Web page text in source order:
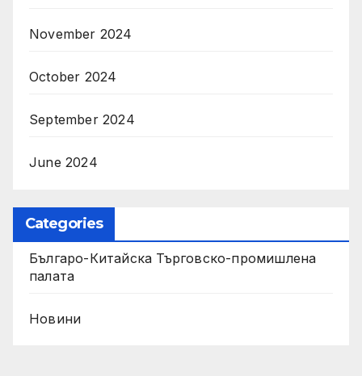
November 2024
October 2024
September 2024
June 2024
Categories
Българо-Китайска Търговско-промишлена
палaта
Новини